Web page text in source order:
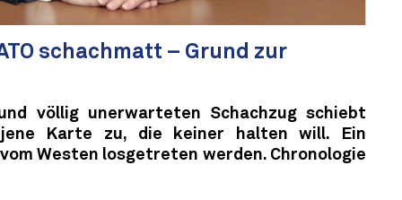
schachmatt – Grund zur
völlig unerwarteten Schachzug schiebt
Karte zu, die keiner halten will. Ein
Westen losgetreten werden. Chronologie